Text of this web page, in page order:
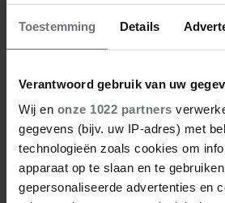
Toestemming Details
Verantwoord gebruik van uw
Wij en onze 1022 partners
gegevens (bijv. uw IP-adres) met
technologieën zoals cookies om
apparaat op te slaan en te
gepersonaliseerde advertenties en
Kathelijne zou nooit meer lopen,
voor de vader van een leerling’
Nadines dochter Muk (5) heeft